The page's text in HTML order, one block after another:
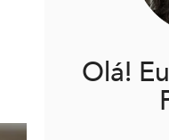
Olá!